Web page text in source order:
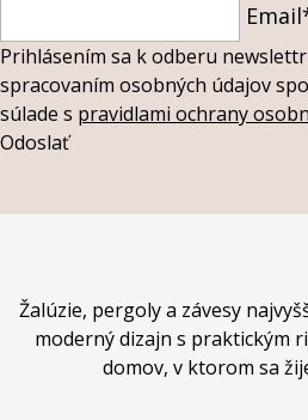
Prihlásením sa k odberu
spracovaním osobných údajov
súlade s pravidlami ochrany
Odoslať
Žalúzie, pergoly a závesy
moderný dizajn s praktickým
domov, v ktorom sa